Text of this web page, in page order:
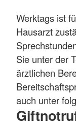
Werktags ist
Hausarzt
Sie unter der
ärztlichen
auch unter